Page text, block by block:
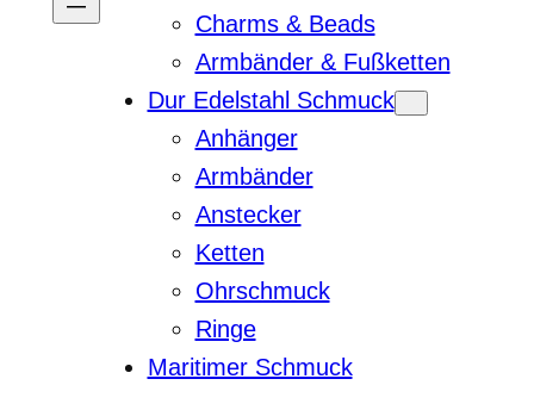
Charms & Beads
Armbänder & Fußketten
Dur Edelstahl Schmuck
Anhänger
Armbänder
Anstecker
Ketten
Ohrschmuck
Ringe
Maritimer Schmuck